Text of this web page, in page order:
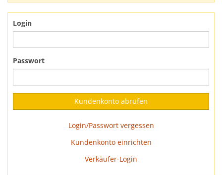
Login
Passwort
Login/Passwort vergessen
Kundenkonto einrichten
Verkäufer-Login